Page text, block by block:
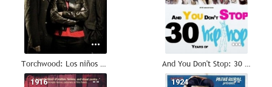
Torchwood: Los niños de la Tierra And You Don't Stop: 30 Years of Hip-Hop
--
1916 --
1924